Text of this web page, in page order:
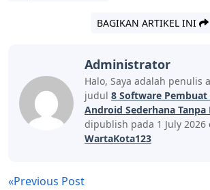
BAGIKAN ARTIKEL INI
Administrator
Halo, Saya adalah penulis
judul 8 Software
Android Sederhana Tanpa
dipublish pada 1 July
WartaKota123
«Previous Post